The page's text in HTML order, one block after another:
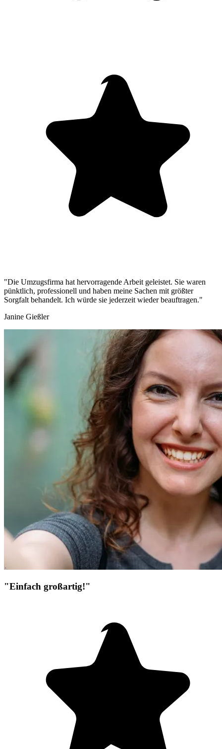
"Die Umzugsfirma hat hervorragende Arbeit geleistet. Sie waren
pünktlich, professionell und haben meine Sachen mit größter
Sorgfalt behandelt. Ich würde sie jederzeit wieder beauftragen."
Janine Gießler
"Einfach großartig!"